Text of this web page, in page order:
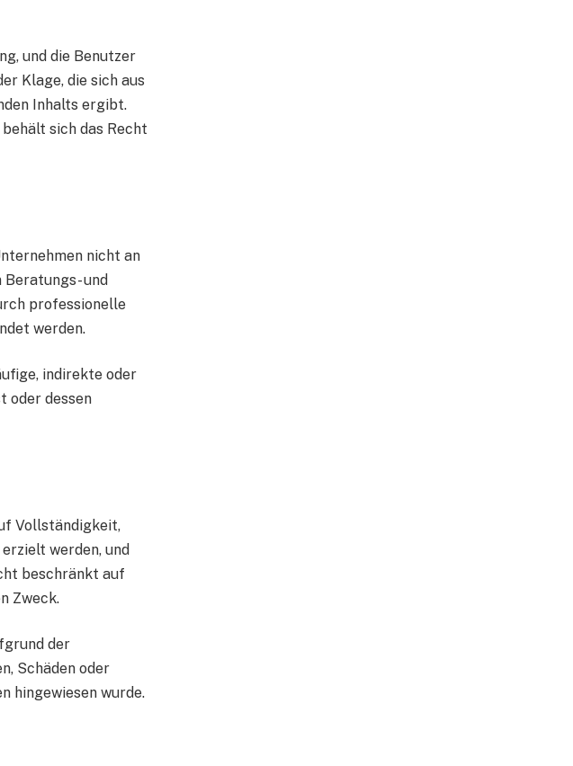
und die Benutzer
Klage, die sich aus
Inhalts ergibt.
sich das Recht
nicht an
und
professionelle
werden.
indirekte oder
oder dessen
Vollständigkeit,
werden, und
beschränkt auf
Zweck.
der
Schäden oder
hingewiesen wurde.